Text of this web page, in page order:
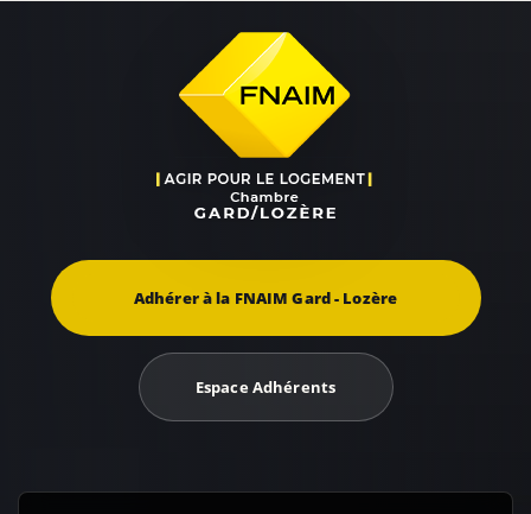
Adhérer à la FNAIM Gard - Lozère
Espace Adhérents